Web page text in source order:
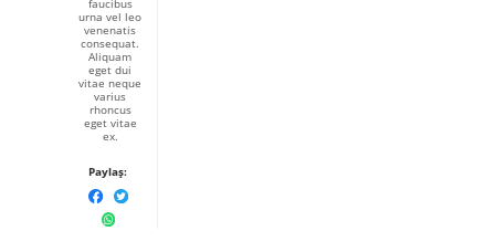
faucibus
urna vel leo
venenatis
consequat.
Aliquam
eget dui
vitae neque
varius
rhoncus
eget vitae
ex.
Paylaş: